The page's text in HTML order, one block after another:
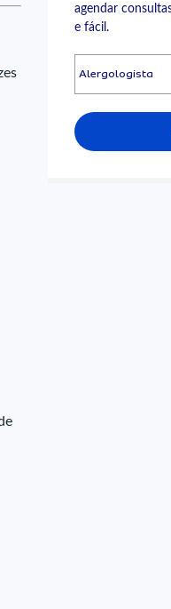
agendar
e fácil.